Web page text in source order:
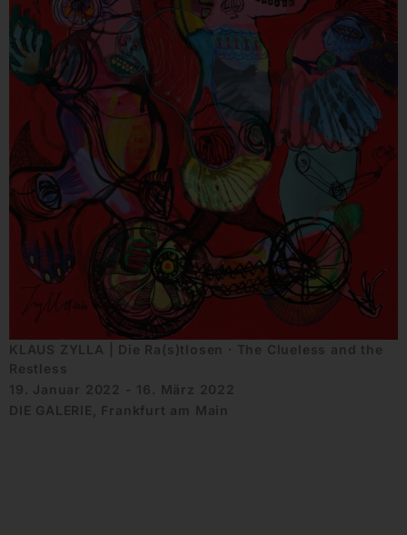
KLAUS ZYLLA | Die Ra(s)tlosen ∙ The Clueless and the
Restless
19. Januar 2022 - 16. März 2022
DIE GALERIE, Frankfurt am Main